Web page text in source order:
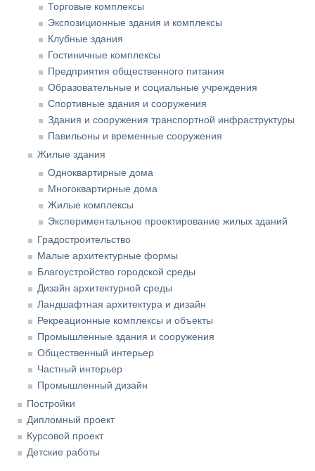
Торговые комплексы
Экспозиционные здания и комплексы
Клубные здания
Гостиничные комплексы
Предприятия общественного питания
Образовательные и социальные учреждения
Спортивные здания и сооружения
Здания и сооружения транспортной инфраструктуры
Павильоны и временные сооружения
Жилые здания
Одноквартирные дома
Многоквартирные дома
Жилые комплексы
Экспериментальное проектирование жилых зданий
Градостроительство
Малые архитектурные формы
Благоустройство городской среды
Дизайн архитектурной среды
Ландшафтная архитектура и дизайн
Рекреационные комплексы и объекты
Промышленные здания и сооружения
Общественный интерьер
Частный интерьер
Промышленный дизайн
Постройки
Дипломный проект
Курсовой проект
Детские работы